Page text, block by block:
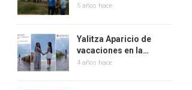
5 años hace
Yalitza Aparicio de
vacaciones en la…
4 años hace